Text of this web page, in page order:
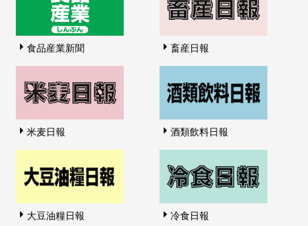
食品産業新聞 畜産日報
米麦日報 酒類飲料日報
大豆油糧日報 冷食日報